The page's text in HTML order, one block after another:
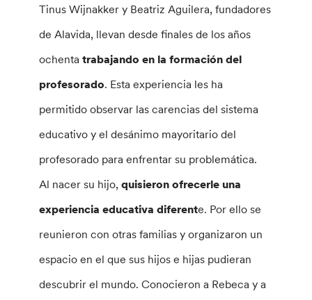
Tinus Wijnakker y Beatriz Aguilera, fundadores
de Alavida, llevan desde finales de los años
ochentatrabajando en la formación del
profesorado. Esta experiencia les ha
permitido observar las carencias del sistema
educativo y el desánimo mayoritario del
profesorado para enfrentar su problemática.
Al nacer su hijo,quisieron ofrecerle una
experiencia educativa diferente. Por ello se
reunieron con otras familias y organizaron un
espacio en el que sus hijos e hijas pudieran
descubrir el mundo. Conocieron a Rebeca y a